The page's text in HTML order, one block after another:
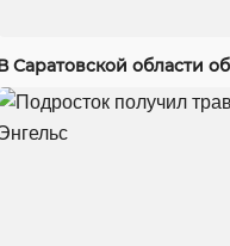
Саратовской области